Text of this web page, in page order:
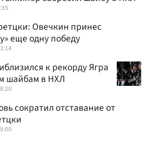
Овечкин принес
еще одну победу
к рекорду Ягра
шайбам в НХЛ
сократил отставание от